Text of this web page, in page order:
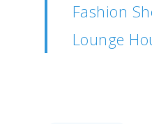
Fashion
Lounge